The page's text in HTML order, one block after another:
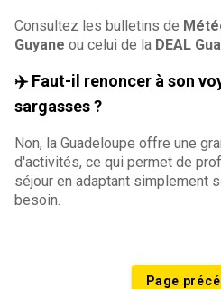
Consultez les bulletins de
Guyane ou celui de la DEAL
✈️ Faut-il renoncer à son
sargasses ?
Non, la Guadeloupe offre une
d'activités, ce qui permet de
séjour en adaptant simplement
besoin.
Page